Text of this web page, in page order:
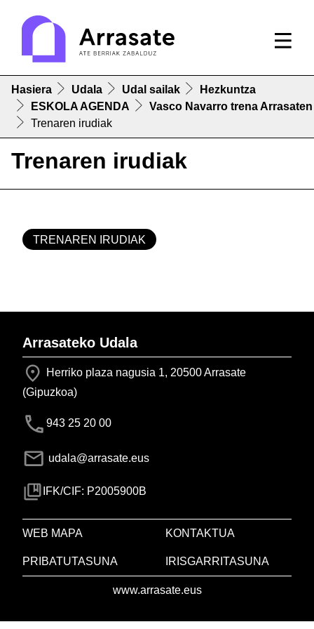
Hasiera Udala Udal sailak
Hezkuntza
ESKOLA AGENDA
Vasco Navarro trena Arrasaten
Trenaren irudiak
Trenaren irudiak
TRENAREN IRUDIAK
Arrasateko Udala
Herriko plaza nagusia 1, 20500 Arrasate
(Gipuzkoa)
943 25 20 00
udala@arrasate.eus
IFK/CIF: P2005900B
WEB MAPA KONTAKTUA
PRIBATUTASUNA IRISGARRITASUNA
www.arrasate.eus